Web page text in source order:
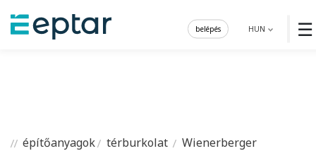
☰
HUN
belépés
építőanyagok térburkolat
Wienerberger